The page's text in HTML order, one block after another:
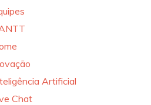
Artificial
Chat